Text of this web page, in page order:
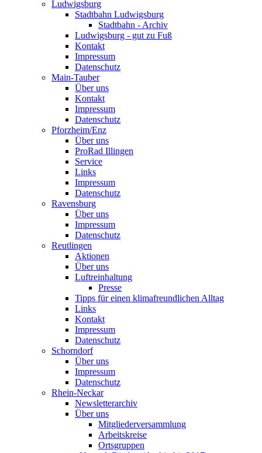
Ludwigsburg
Stadtbahn Ludwigsburg
Stadtbahn - Archiv
Ludwigsburg - gut zu Fuß
Kontakt
Impressum
Datenschutz
Main-Tauber
Über uns
Kontakt
Impressum
Datenschutz
Pforzheim/Enz
Über uns
ProRad Illingen
Service
Links
Impressum
Datenschutz
Ravensburg
Über uns
Impressum
Datenschutz
Reutlingen
Aktionen
Über uns
Luftreinhaltung
Presse
Tipps für einen klimafreundlichen Alltag
Links
Kontakt
Impressum
Datenschutz
Schorndorf
Über uns
Impressum
Datenschutz
Rhein-Neckar
Newsletterarchiv
Über uns
Mitgliederversammlung
Arbeitskreise
Ortsgruppen